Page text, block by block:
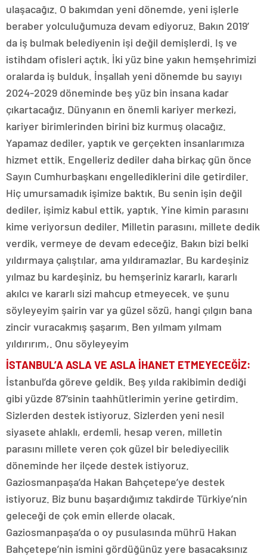
ulaşacağız. O bakımdan yeni dönemde, yeni işlerle
beraber yolculuğumuza devam ediyoruz. Bakın 2019′
da iş bulmak belediyenin işi değil demişlerdi. Iş ve
istihdam ofisleri açtık. İki yüz bine yakın hemşehrimizi
oralarda iş bulduk. İnşallah yeni dönemde bu sayıyı
2024-2029 döneminde beş yüz bin insana kadar
çıkartacağız. Dünyanın en önemli kariyer merkezi,
kariyer birimlerinden birini biz kurmuş olacağız.
Yapamaz dediler, yaptık ve gerçekten insanlarımıza
hizmet ettik. Engelleriz dediler daha birkaç gün önce
Sayın Cumhurbaşkanı engellediklerini dile getirdiler.
Hiç umursamadık işimize baktık. Bu senin işin değil
dediler, işimiz kabul ettik, yaptık. Yine kimin parasını
kime veriyorsun dediler. Milletin parasını, millete dedik
verdik, vermeye de devam edeceğiz. Bakın bizi belki
yıldırmaya çalıştılar, ama yıldıramazlar. Bu kardeşiniz
yılmaz bu kardeşiniz, bu hemşeriniz kararlı, kararlı
akılcı ve kararlı sizi mahcup etmeyecek. ve şunu
söyleyeyim şairin var ya güzel sözü, hangi çılgın bana
zincir vuracakmış şaşarım. Ben yılmam yılmam
yıldırırım,. Onu söyleyeyim
İSTANBUL’A ASLA VE ASLA İHANET ETMEYECEĞİZ:
İstanbul’da göreve geldik. Beş yılda rakibimin dediği
gibi yüzde 87’sinin taahhütlerimin yerine getirdim.
Sizlerden destek istiyoruz. Sizlerden yeni nesil
siyasete ahlaklı, erdemli, hesap veren, milletin
parasını millete veren çok güzel bir belediyecilik
döneminde her ilçede destek istiyoruz.
Gaziosmanpaşa’da Hakan Bahçetepe’ye destek
istiyoruz. Biz bunu başardığımız takdirde Türkiye’nin
geleceği de çok emin ellerde olacak.
Gaziosmanpaşa’da o oy pusulasında mührü Hakan
Bahçetepe’nin ismini gördüğünüz yere basacaksınız